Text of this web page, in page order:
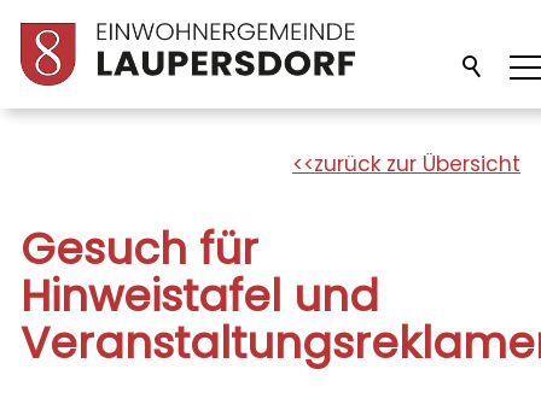
Verwaltung
Politik
zurück zur Übersicht
Gesuch für
Hinweistafel und